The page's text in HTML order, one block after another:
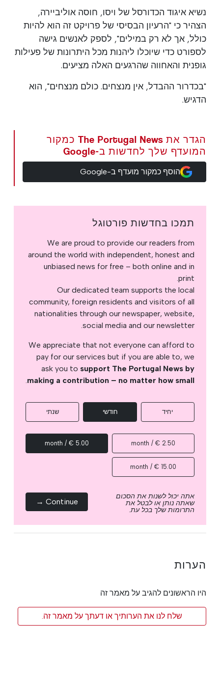
נשיא איגוד הכדורסל של ויסו, חוסה אוליביירה,
הצהיר כי "הרעיון הבסיסי של פרויקט זה הוא להיות
כולל, אך לא רק במילים", לספק לאנשים גישה
לספורט כדי שיוכלו ליהנות מכל היתרונות של פעילות
גופנית והאחווה שהרגעים האלה מציעים.
"בכדרור ההבדל, אין מנצחים. כולם מנצחים", הוא
הדגיש.
הגדר את The Portugal News כמקור
המועדף שלך לחדשות ב-Google
הוסף כמקור מועדף ב-Google
תמכו בחדשות פורטוגל
We are proud to provide our readers from
around the world with independent, honest and
unbiased news for free – both online and in
print.
Our dedicated team supports the local
community, foreign residents and visitors of all
nationalities through our newspaper, website,
social media and our newsletter.
We appreciate that not everyone can afford to
pay for our services but if you are able to, we
ask you to support The Portugal News by
making a contribution – no matter how small
.
יחיד חודשי שנתי
2.50 € / month
5.00 € / month
15.00 € / month
אתה יכול לשנות את הסכום
שאתה נותן או לבטל את
התרומות שלך בכל עת.
Continue →
הערות
היו הראשונים להגיב על מאמר זה
שלח לנו את הערותיך או דעתך על מאמר זה.